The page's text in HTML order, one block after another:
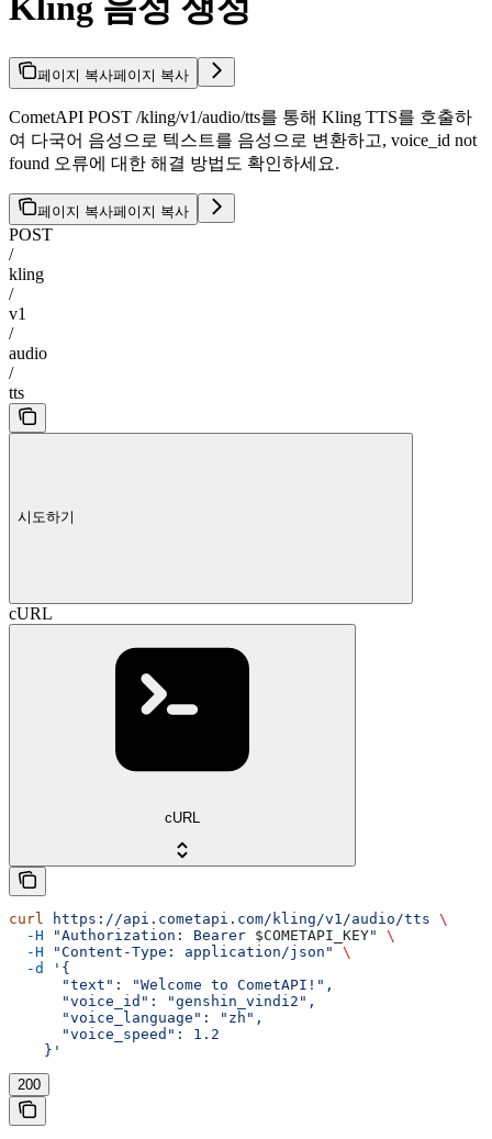
Kling 음성 생성
페이지 복사페이지 복사
CometAPI POST /kling/v1/audio/tts를 통해 Kling TTS를 호출하
여 다국어 음성으로 텍스트를 음성으로 변환하고, voice_id not
found 오류에 대한 해결 방법도 확인하세요.
페이지 복사페이지 복사
POST
/
kling
/
v1
/
audio
/
tts
시도하기
cURL
cURL
curl https://api.cometapi.com/kling/v1/audio/tts \
  -H
"Authorization: Bearer $COMETAPI_KEY"
\
  -H
"Content-Type: application/json"
\
  -d
'{
      "text": "Welcome to CometAPI!",
      "voice_id": "genshin_vindi2",
      "voice_language": "zh",
      "voice_speed": 1.2
    }'
200